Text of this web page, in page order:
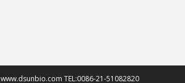
www.dsunbio.com TEL:0086-21-51082820